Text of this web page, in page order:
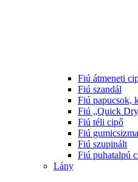
Fiú átmeneti
Fiú szandál
Fiú papucsok,
Fiú „Quick
Fiú téli cipő
Fiú gumicsizma
Fiú szupinált
Fiú puhatalpú
Lány